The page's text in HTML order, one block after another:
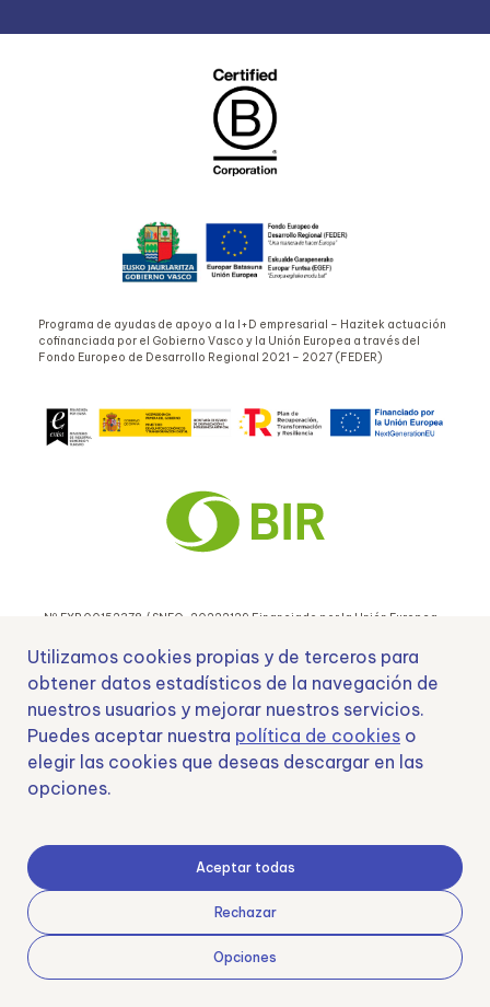
Programa de ayudas de apoyo a la I+D empresarial – Hazitek actuación
cofinanciada por el Gobierno Vasco y la Unión Europea a través del
Fondo Europeo de Desarrollo Regional 2021 – 2027 (FEDER)
Nº EXP 00152378 / SNEO-20222129 Financiado por la Unión Europea –
Samoving, S.L. En el marco del Programa ICEX Next, ha contado con el apoyo
de ICEX y con la cofinanciación del fondo europeo FEDER. LA finalidad de este
apoyo es contribuir al desarrollo internacional de la empresa y de su entorno.
Una manera de hacer Europa
Utilizamos cookies propias y de terceros para
obtener datos estadísticos de la navegación de
nuestros usuarios y mejorar nuestros servicios.
Puedes aceptar nuestra política de cookies o
elegir las cookies que deseas descargar en las
opciones.
Aceptar todas
Rechazar
Opciones